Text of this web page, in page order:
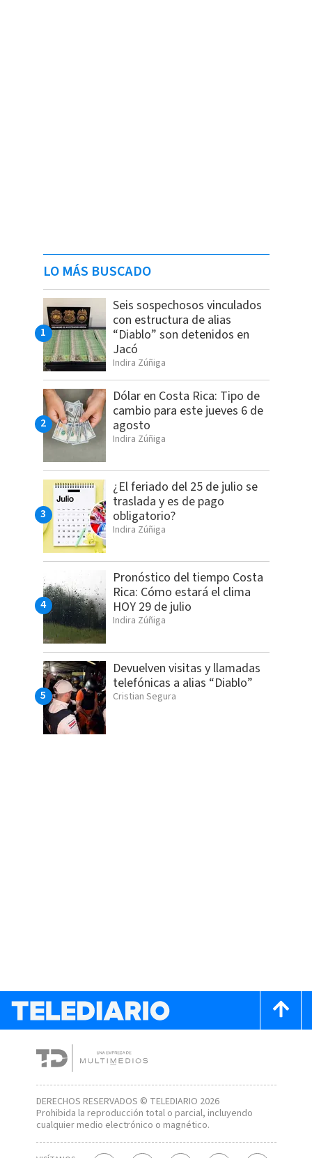
LO MÁS BUSCADO
Seis sospechosos vinculados
con estructura de alias
“Diablo” son detenidos en
Jacó
Indira Zúñiga
Dólar en Costa Rica: Tipo de
cambio para este jueves 6 de
agosto
Indira Zúñiga
¿El feriado del 25 de julio se
traslada y es de pago
obligatorio?
Indira Zúñiga
Pronóstico del tiempo Costa
Rica: Cómo estará el clima
HOY 29 de julio
Indira Zúñiga
Devuelven visitas y llamadas
telefónicas a alias “Diablo”
Cristian Segura
DERECHOS RESERVADOS © TELEDIARIO 2026
Prohibida la reproducción total o parcial, incluyendo
cualquier medio electrónico o magnético.